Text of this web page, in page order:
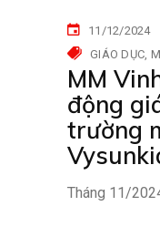
11/12/2024
GIÁO DỤC
MM
động
trường
Tháng 11/